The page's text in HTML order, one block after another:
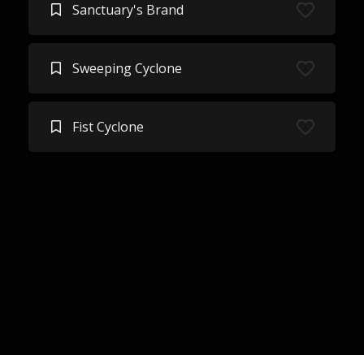
Sanctuary's Brand
Sweeping Cyclone
Fist Cyclone